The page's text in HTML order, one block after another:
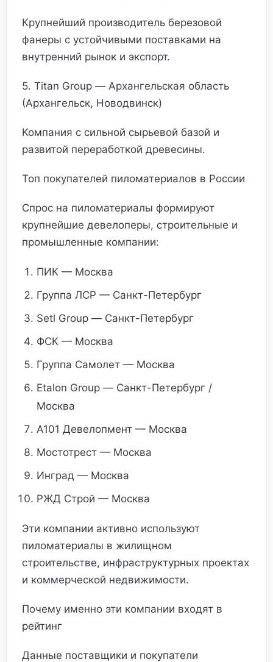
Крупнейший производитель березовой
фанеры с устойчивыми поставками на
внутренний рынок и экспорт.
5. Titan Group — Архангельская область
(Архангельск, Новодвинск)
Компания с сильной сырьевой базой и
развитой переработкой древесины.
Топ покупателей пиломатериалов в России
Спрос на пиломатериалы формируют
крупнейшие девелоперы, строительные и
промышленные компании:
ПИК — Москва
Группа ЛСР — Санкт-Петербург
Setl Group — Санкт-Петербург
ФСК — Москва
Группа Самолет — Москва
Etalon Group — Санкт-Петербург /
Москва
А101 Девелопмент — Москва
Мостотрест — Москва
Инград — Москва
РЖД Строй — Москва
Эти компании активно используют
пиломатериалы в жилищном
строительстве, инфраструктурных проектах
и коммерческой недвижимости.
Почему именно эти компании входят в
рейтинг
Данные поставщики и покупатели